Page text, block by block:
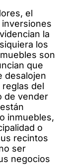
el
la
los
son
que
desalojen
del
de vender
inmuebles,
o
recintos
ser
negocios